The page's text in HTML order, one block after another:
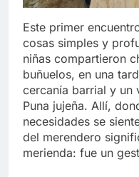
Este primer
cosas simples y
niñas compartieron
buñuelos, en una
cercanía barrial y un
Puna jujeña. Allí,
necesidades se
del merendero
merienda: fue un